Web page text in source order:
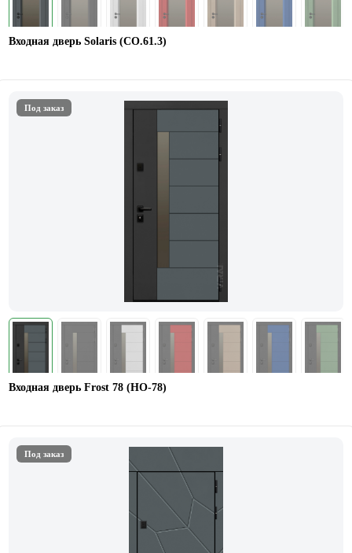
Входная дверь Solaris (СО.61.3)
Под заказ
Входная дверь Frost 78 (НО-78)
Под заказ